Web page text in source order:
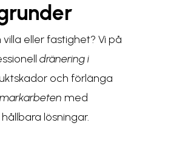
eller fastighet? Vi på
dränering i
och förlänga
markarbeten med
lösningar.